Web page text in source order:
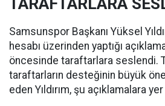
TARAFTARLARA
Samsunspor Başkanı Yüksel
hesabı üzerinden yaptığı
öncesinde taraftarlara seslendi.
taraftarların desteğinin büyük
eden Yıldırım, şu açıklamalara